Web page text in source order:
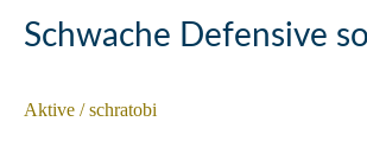
dritten
Schwache Defensive
Aktive /schratobi